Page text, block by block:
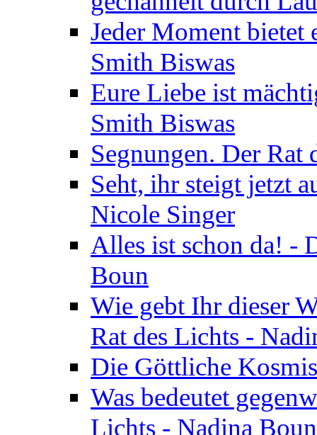
Jeder Moment bietet
Smith Biswas
Eure Liebe ist
Smith Biswas
Segnungen. Der
Seht, ihr steigt jetzt
Nicole Singer
Alles ist schon da! -
Boun
Wie gebt Ihr dieser
Rat des Lichts -
Die Göttliche
Was bedeutet
Lichts - Nadina Boun